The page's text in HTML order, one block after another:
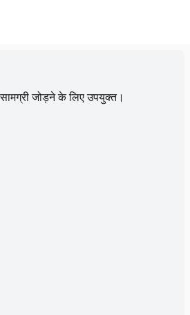
सामग्री जोड़ने के लिए उपयुक्त।